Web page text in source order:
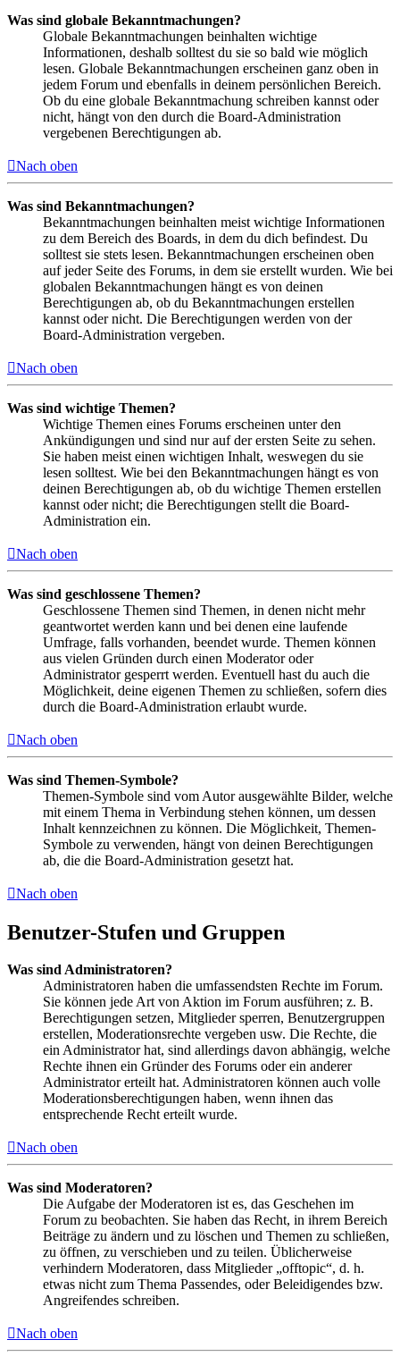
Was sind globale Bekanntmachungen?
Globale Bekanntmachungen beinhalten wichtige
Informationen, deshalb solltest du sie so bald wie möglich
lesen. Globale Bekanntmachungen erscheinen ganz oben in
jedem Forum und ebenfalls in deinem persönlichen Bereich.
Ob du eine globale Bekanntmachung schreiben kannst oder
nicht, hängt von den durch die Board-Administration
vergebenen Berechtigungen ab.
Nach oben
Was sind Bekanntmachungen?
Bekanntmachungen beinhalten meist wichtige Informationen
zu dem Bereich des Boards, in dem du dich befindest. Du
solltest sie stets lesen. Bekanntmachungen erscheinen oben
auf jeder Seite des Forums, in dem sie erstellt wurden. Wie bei
globalen Bekanntmachungen hängt es von deinen
Berechtigungen ab, ob du Bekanntmachungen erstellen
kannst oder nicht. Die Berechtigungen werden von der
Board-Administration vergeben.
Nach oben
Was sind wichtige Themen?
Wichtige Themen eines Forums erscheinen unter den
Ankündigungen und sind nur auf der ersten Seite zu sehen.
Sie haben meist einen wichtigen Inhalt, weswegen du sie
lesen solltest. Wie bei den Bekanntmachungen hängt es von
deinen Berechtigungen ab, ob du wichtige Themen erstellen
kannst oder nicht; die Berechtigungen stellt die Board-
Administration ein.
Nach oben
Was sind geschlossene Themen?
Geschlossene Themen sind Themen, in denen nicht mehr
geantwortet werden kann und bei denen eine laufende
Umfrage, falls vorhanden, beendet wurde. Themen können
aus vielen Gründen durch einen Moderator oder
Administrator gesperrt werden. Eventuell hast du auch die
Möglichkeit, deine eigenen Themen zu schließen, sofern dies
durch die Board-Administration erlaubt wurde.
Nach oben
Was sind Themen-Symbole?
Themen-Symbole sind vom Autor ausgewählte Bilder, welche
mit einem Thema in Verbindung stehen können, um dessen
Inhalt kennzeichnen zu können. Die Möglichkeit, Themen-
Symbole zu verwenden, hängt von deinen Berechtigungen
ab, die die Board-Administration gesetzt hat.
Nach oben
Benutzer-Stufen und Gruppen
Was sind Administratoren?
Administratoren haben die umfassendsten Rechte im Forum.
Sie können jede Art von Aktion im Forum ausführen; z. B.
Berechtigungen setzen, Mitglieder sperren, Benutzergruppen
erstellen, Moderationsrechte vergeben usw. Die Rechte, die
ein Administrator hat, sind allerdings davon abhängig, welche
Rechte ihnen ein Gründer des Forums oder ein anderer
Administrator erteilt hat. Administratoren können auch volle
Moderationsberechtigungen haben, wenn ihnen das
entsprechende Recht erteilt wurde.
Nach oben
Was sind Moderatoren?
Die Aufgabe der Moderatoren ist es, das Geschehen im
Forum zu beobachten. Sie haben das Recht, in ihrem Bereich
Beiträge zu ändern und zu löschen und Themen zu schließen,
zu öffnen, zu verschieben und zu teilen. Üblicherweise
verhindern Moderatoren, dass Mitglieder „offtopic“, d. h.
etwas nicht zum Thema Passendes, oder Beleidigendes bzw.
Angreifendes schreiben.
Nach oben